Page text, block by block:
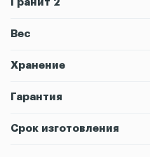
Гранит 2
Вес
Хранение
Гарантия
Срок изготовления